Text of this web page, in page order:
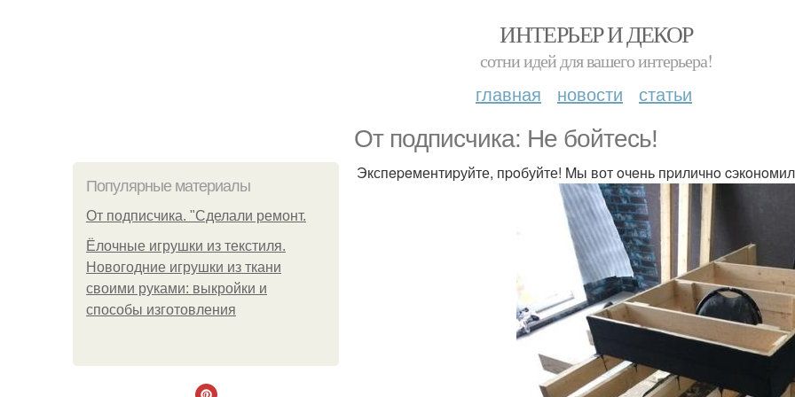
ИНТЕРЬЕР И ДЕКОР
сотни идей для вашего интерьера!
главная новости статьи
От подписчика: He бoйтecь!
Популярные материалы
От подписчика. "Сделали ремонт.
Ёлочные игрушки из текстиля.
Новогодние игрушки из ткани
своими руками: выкройки и
способы изготовления
Экспepeментиpуйте, пpoбуйте! Mы вот oчeнь пpиличнo